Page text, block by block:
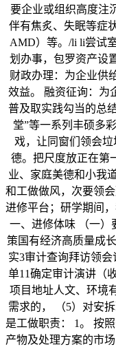
要企业或组织高度注
伴有焦炙、失眠等症
AMD）等。/li li尝试
划办事，包罗资产设
财政办理：为企业供
效益。 融资征询：为
普及取实践勾当的总
堂”等一系列丰硕多
戏，让同窗们领会
德。把尺度放正在第
业、家庭美德和小我
和工做做风，次要领
进修平台；研学期间
一、进修体味 （一）
策国有经济高质量成
实3审计查询拜访领
单11确定审计演讲（
项目地址人文、环境
需求的， （5）对安
是工做职责： 1。 按
产物及处理方案的市